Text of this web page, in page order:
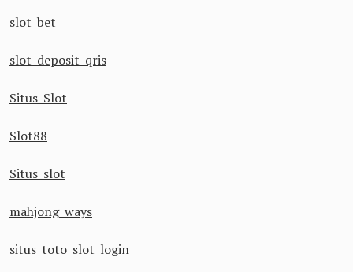
slot bet
slot deposit qris
Situs Slot
Slot88
Situs slot
mahjong ways
situs toto slot login